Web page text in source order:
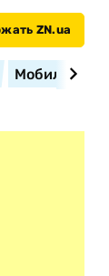
ZN.ua